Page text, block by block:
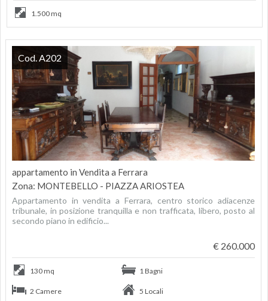
1.500 mq
appartamento in Vendita a Ferrara
Zona: MONTEBELLO - PIAZZA ARIOSTEA
Appartamento in vendita a Ferrara, centro storico adiacenze
tribunale, in posizione tranquilla e non trafficata, libero, posto al
secondo piano in edificio...
€ 260.000
Cod. A202
130 mq 1 Bagni
2 Camere 5 Locali